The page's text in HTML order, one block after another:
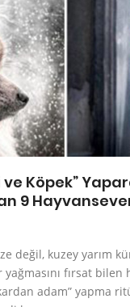
Köpek”
9
değil, kuzey yarım
yağmasını fırsat
adam” yapma